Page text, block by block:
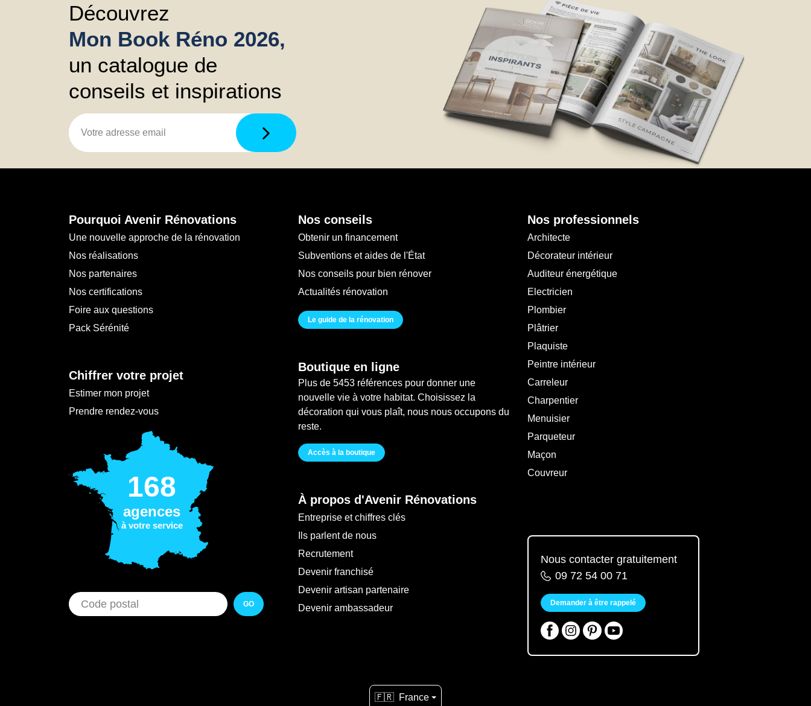
Découvrez
Mon Book Réno 2026,
un catalogue de
conseils et inspirations
Pourquoi Avenir Rénovations
Une nouvelle approche de la rénovation
Nos réalisations
Nos partenaires
Nos certifications
Foire aux questions
Pack Sérénité
Chiffrer votre projet
Estimer mon projet
Prendre rendez-vous
168
agences
à votre service
GO
Nos conseils
Obtenir un financement
Subventions et aides de l'État
Nos conseils pour bien rénover
Actualités rénovation
Le guide de la rénovation
Boutique en ligne
Plus de 5453 références pour donner une
nouvelle vie à votre habitat. Choisissez la
décoration qui vous plaît, nous nous occupons du
reste.
Accès à la boutique
À propos d'Avenir Rénovations
Entreprise et chiffres clés
Ils parlent de nous
Recrutement
Devenir franchisé
Devenir artisan partenaire
Devenir ambassadeur
Nos professionnels
Architecte
Décorateur intérieur
Auditeur énergétique
Electricien
Plombier
Plâtrier
Plaquiste
Peintre intérieur
Carreleur
Charpentier
Menuisier
Parqueteur
Maçon
Couvreur
Nous contacter gratuitement
09 72 54 00 71
Demander à être rappelé
🇫🇷 France